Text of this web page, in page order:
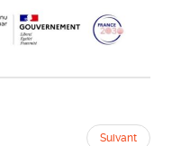
Suivant